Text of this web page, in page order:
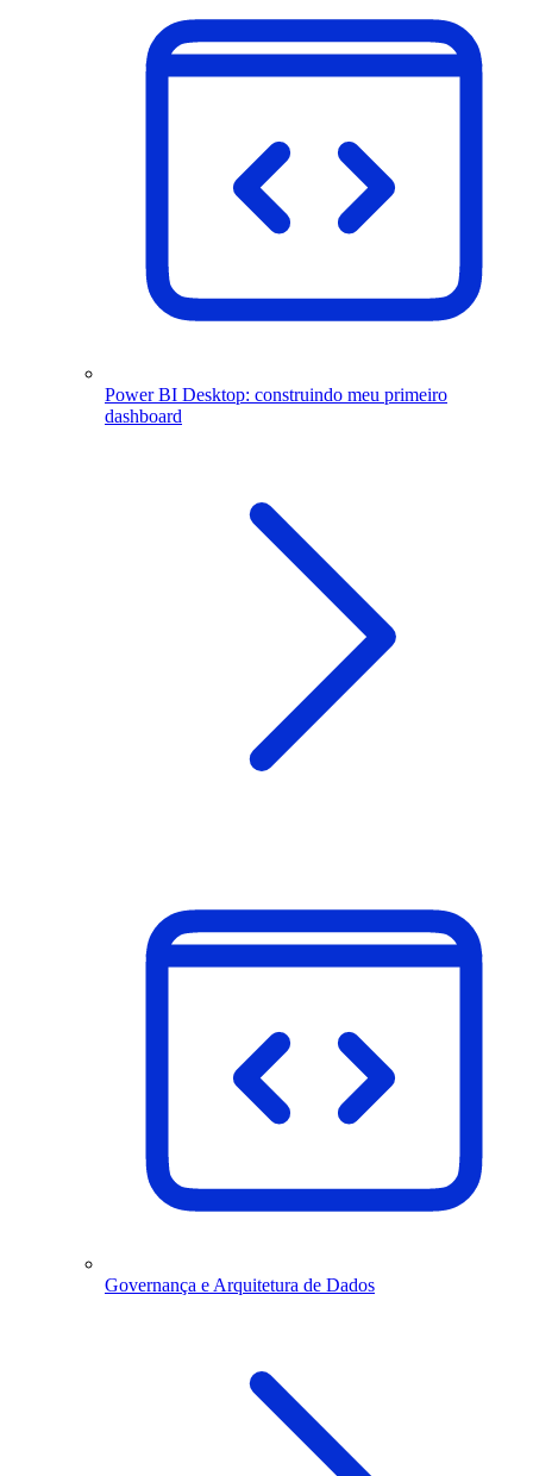
Power BI Desktop: construindo meu primeiro
dashboard
Governança e Arquitetura de Dados